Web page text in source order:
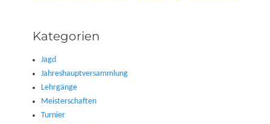
Kategorien
Jagd
Jahreshauptversammlung
Lehrgänge
Meisterschaften
Turnier